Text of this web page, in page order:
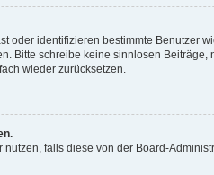
identifizieren bestimmte Benutzer
Bitte schreibe keine sinnlosen
wieder zurücksetzen.
falls diese von der Board-